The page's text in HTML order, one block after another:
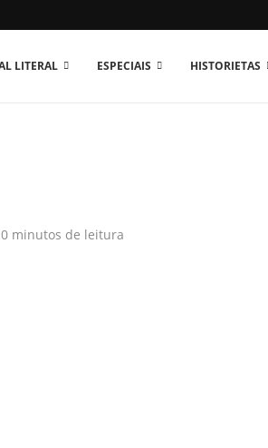
MUNDO...
LITERAL ESPECIAIS HISTORIETAS
0 minutos de leitura